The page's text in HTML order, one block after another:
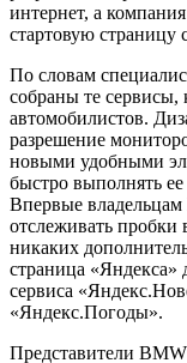
интернет, а
стартовую страницу
По словам
собраны те сервисы,
автомобилистов.
разрешение
новыми удобными
быстро выполнять
Впервые владельцам
отслеживать
никаких
страница «Яндекса»
сервиса
«Яндекс.Погоды».
Представители